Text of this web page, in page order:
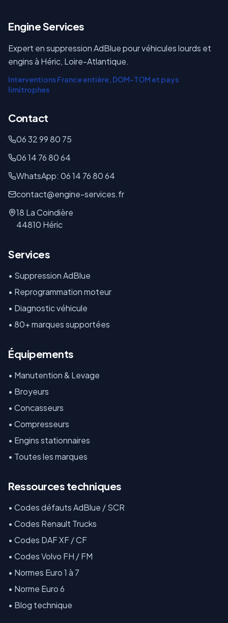
Engine Services
Expert en suppression AdBlue pour véhicules lourds et
engins à Héric, Loire-Atlantique.
Interventions France entière, DOM-TOM et pays
limitrophes
Contact
06 32 99 80 75
06 14 76 80 64
WhatsApp: 06 14 76 80 64
contact@engine-services.fr
18 La Coindière
44810 Héric
Services
• Suppression AdBlue
• Reprogrammation moteur
• Diagnostic véhicule
• 80+ marques supportées
Équipements
• Manutention & Levage
• Broyeurs
• Concasseurs
• Compresseurs
• Engins stationnaires
• Toutes les marques
Ressources techniques
• Codes défauts AdBlue / SCR
• Codes Renault Trucks
• Codes DAF XF / CF
• Codes Volvo FH / FM
• Normes Euro 1 à 7
• Norme Euro 6
• Blog technique